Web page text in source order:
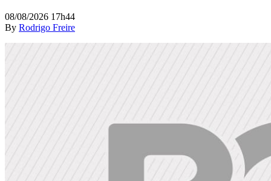
08/08/2026 17h44
By Rodrigo Freire